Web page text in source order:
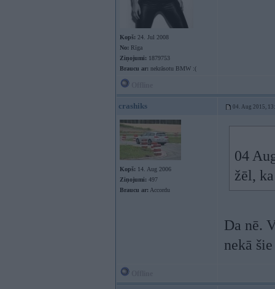
Kopš: 24. Jul 2008
No: Rīga
Ziņojumi: 1879753
Braucu ar: nekrāsotu BMW :(
crashiks 04. Aug 2015,
Kopš: 14. Aug 2006
Ziņojumi: 497
Braucu ar: Accordu
04
žēl,
Da nē.
nekā